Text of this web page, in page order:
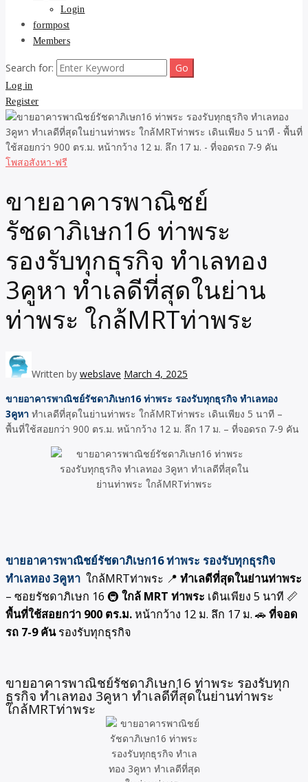
Login
formpost
Members
Search for:
Log in
Register
โพสอสังหา-ฟรี
ขายอาคารพาณิชย์
รัชดาภิเษก16 ท่าพระ
รองรับทุกธุรกิจ ทำเลทอง
3คูหา ทำเลดีที่สุดในย่าน
ท่าพระ ใกล้MRTท่าพระ
Written by webslave March 4, 2025
ขายอาคารพาณิชย์รัชดาภิเษก16 ท่าพระ รองรับทุกธุรกิจ ทำเลทอง
3คูหา ทำเลดีที่สุดในย่านท่าพระ ใกล้MRTท่าพระ เดินเพียง 5 นาที –
พื้นที่ใช้สอยกว่า 900 ตร.ม. หน้ากว้าง 12 ม. ลึก 17 ม. – ที่จอดรถ 7-9 คัน
ขายอาคารพาณิชย์รัชดาภิเษก16 ท่าพระ รองรับทุกธุรกิจ
ทำเลทอง 3คูหา ใกล้MRTท่าพระ 📍 ทำเลดีที่สุดในย่านท่าพระ
– ซอยรัชดาภิเษก 16 🚇 ใกล้ MRT ท่าพระ เดินเพียง 5 นาที 📏
พื้นที่ใช้สอยกว่า 900 ตร.ม.หน้ากว้าง 12 ม. ลึก 17 ม. 🚗ที่จอด
รถ 7-9 คันรองรับทุกธุรกิจ
ขายอาคารพาณิชย์รัชดาภิเษก16 ท่าพระ รองรับทุก
ธุรกิจ ทำเลทอง 3คูหา ทำเลดีที่สุดในย่านท่าพระ
ใกล้MRTท่าพระ